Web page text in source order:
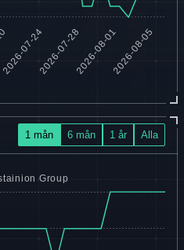
1 mån 6 mån 1 år Alla